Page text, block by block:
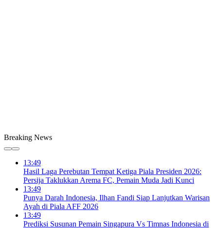
Breaking News
13:49
Hasil Laga Perebutan Tempat Ketiga Piala Presiden 2026:
Persija Taklukkan Arema FC, Pemain Muda Jadi Kunci
13:49
Punya Darah Indonesia, Ilhan Fandi Siap Lanjutkan Warisan
Ayah di Piala AFF 2026
13:49
Prediksi Susunan Pemain Singapura Vs Timnas Indonesia di